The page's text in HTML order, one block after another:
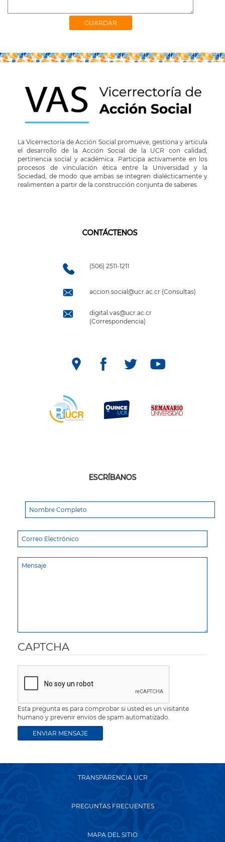
La Vicerrectoría de Acción Social promueve, gestiona y articula
el desarrollo de la Acción Social de la UCR con calidad,
pertinencia social y académica. Participa activamente en los
procesos de vinculación ética entre la Universidad y la
Sociedad, de modo que ambas se integren dialécticamente y
realimenten a partir de la construcción conjunta de saberes.
CONTÁCTENOS
(506) 2511-1211
accion.social@ucr.ac.cr (Consultas)
digital.vas@ucr.ac.cr
(Correspondencia)
ESCRÍBANOS
CAPTCHA
Esta pregunta es para comprobar si usted es un visitante
humano y prevenir envíos de spam automatizado.
TRANSPARENCIA UCR
PREGUNTAS FRECUENTES
MAPA DEL SITIO